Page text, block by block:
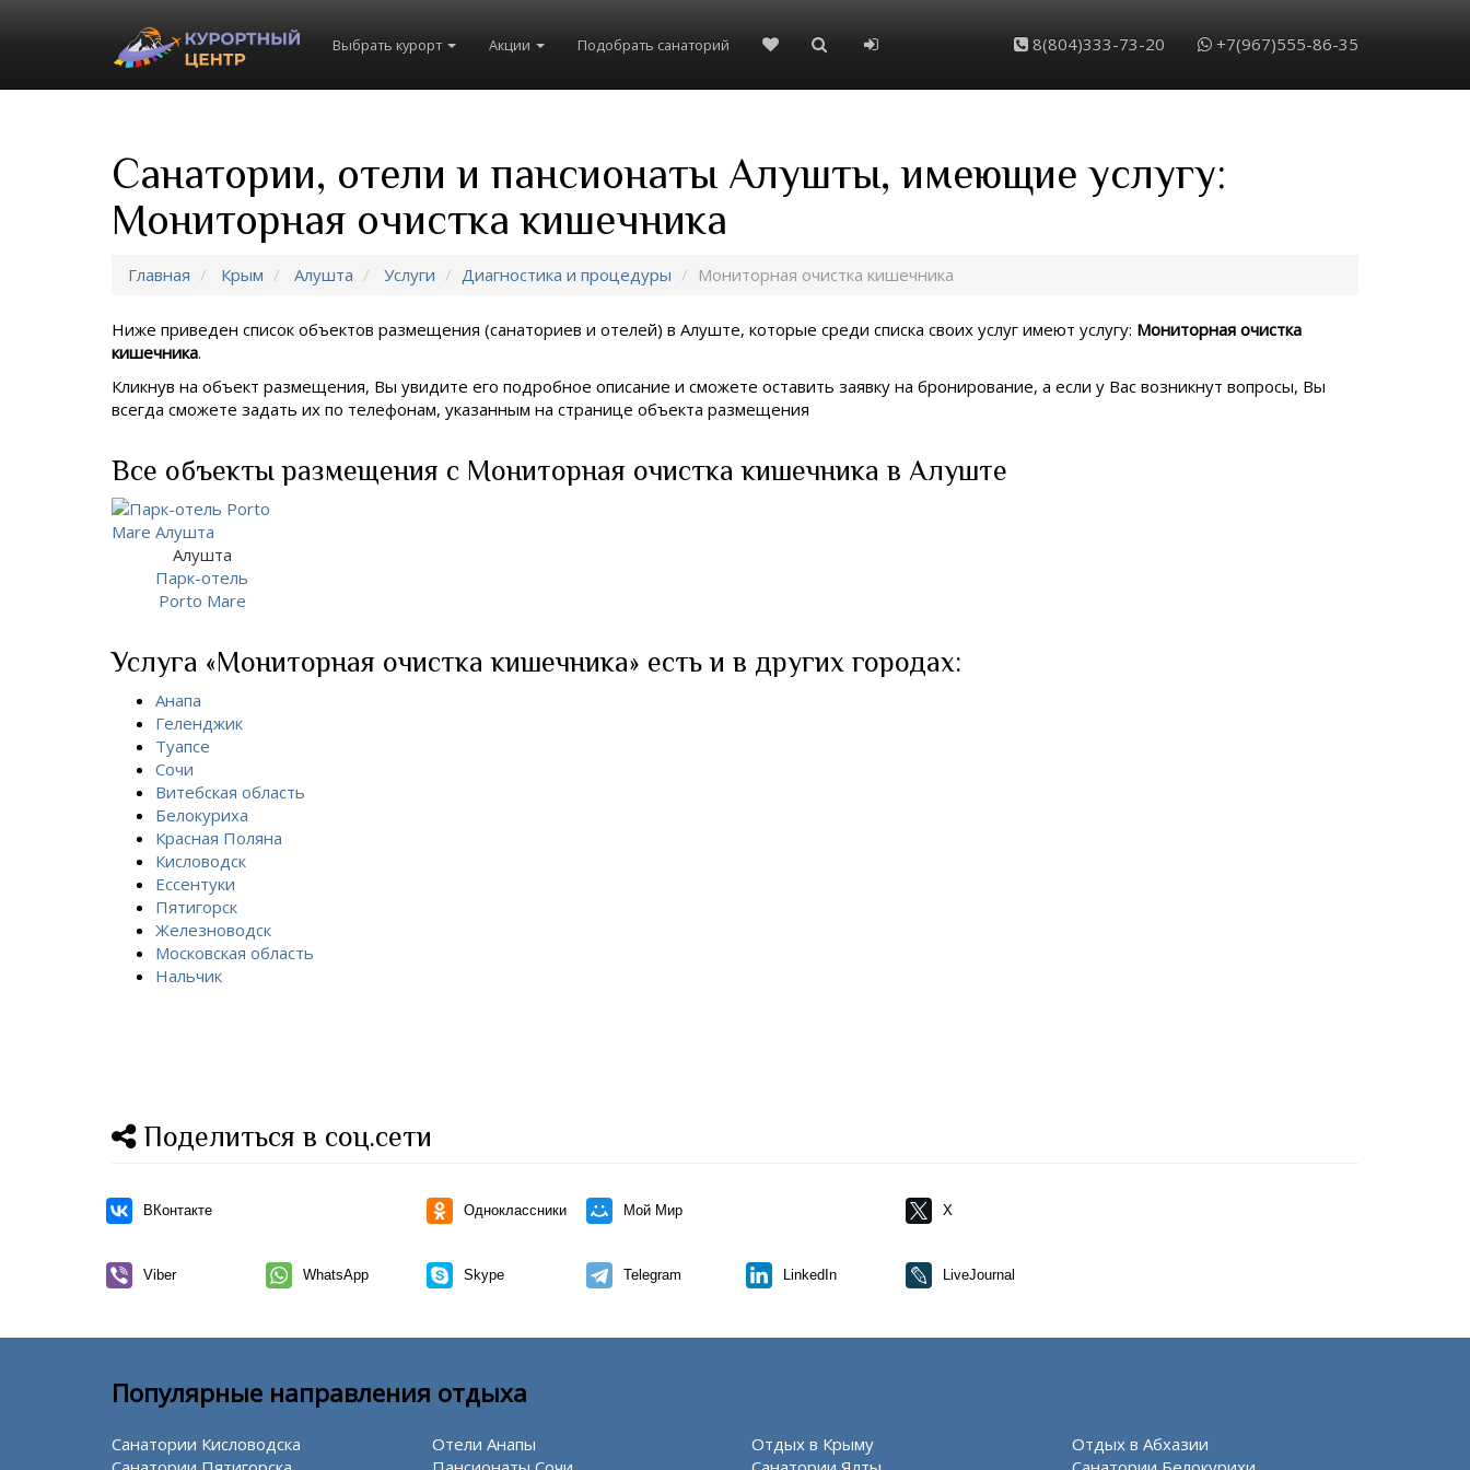
Выбрать курорт Акции Подобрать санаторий 8(804)333-73-20 +7(967)555-86-35
Санатории, отели и пансионаты Алушты, имеющие услугу:
Мониторная очистка кишечника
Главная Крым Алушта Услуги Диагностика и процедуры Мониторная очистка кишечника
Ниже приведен список объектов размещения (санаториев и отелей) в Алуште, которые среди списка своих услуг имеют услугу: Мониторная очистка
кишечника.
Кликнув на объект размещения, Вы увидите его подробное описание и сможете оставить заявку на бронирование, а если у Вас возникнут вопросы, Вы
всегда сможете задать их по телефонам, указанным на странице объекта размещения
Все объекты размещения с Мониторная очистка кишечника в Алуште
Алушта
Парк-отель
Porto Mare
Услуга «Мониторная очистка кишечника» есть и в других городах:
Анапа
Геленджик
Туапсе
Сочи
Витебская область
Белокуриха
Красная Поляна
Кисловодск
Ессентуки
Пятигорск
Железноводск
Московская область
Нальчик
Поделиться в соц.сети
ВКонтакте Одноклассники Мой Мир X
Viber WhatsApp Skype Telegram LinkedIn LiveJournal
Популярные направления отдыха
Санатории Кисловодска
Отели Анапы
Отдых в Крыму
Отдых в Абхазии